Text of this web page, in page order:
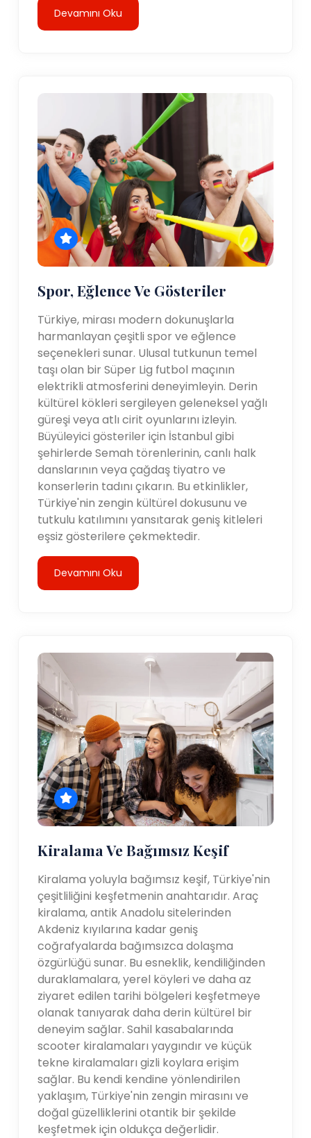
Devamını Oku
Spor, Eğlence Ve Gösteriler
Türkiye, mirası modern dokunuşlarla
harmanlayan çeşitli spor ve eğlence
seçenekleri sunar. Ulusal tutkunun temel
taşı olan bir Süper Lig futbol maçının
elektrikli atmosferini deneyimleyin. Derin
kültürel kökleri sergileyen geleneksel yağlı
güreşi veya atlı cirit oyunlarını izleyin.
Büyüleyici gösteriler için İstanbul gibi
şehirlerde Semah törenlerinin, canlı halk
danslarının veya çağdaş tiyatro ve
konserlerin tadını çıkarın. Bu etkinlikler,
Türkiye'nin zengin kültürel dokusunu ve
tutkulu katılımını yansıtarak geniş kitleleri
eşsiz gösterilere çekmektedir.
Devamını Oku
Kiralama Ve Bağımsız Keşif
Kiralama yoluyla bağımsız keşif, Türkiye'nin
çeşitliliğini keşfetmenin anahtarıdır. Araç
kiralama, antik Anadolu sitelerinden
Akdeniz kıyılarına kadar geniş
coğrafyalarda bağımsızca dolaşma
özgürlüğü sunar. Bu esneklik, kendiliğinden
duraklamalara, yerel köyleri ve daha az
ziyaret edilen tarihi bölgeleri keşfetmeye
olanak tanıyarak daha derin kültürel bir
deneyim sağlar. Sahil kasabalarında
scooter kiralamaları yaygındır ve küçük
tekne kiralamaları gizli koylara erişim
sağlar. Bu kendi kendine yönlendirilen
yaklaşım, Türkiye'nin zengin mirasını ve
doğal güzelliklerini otantik bir şekilde
keşfetmek için oldukça değerlidir.